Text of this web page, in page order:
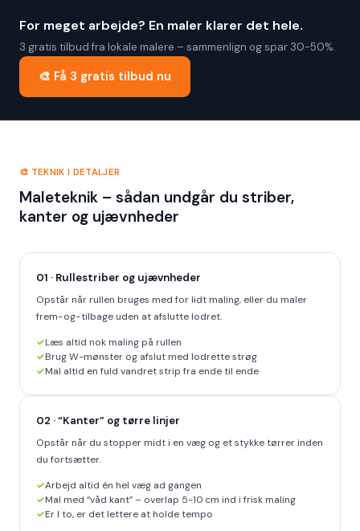
For meget arbejde? En maler klarer det hele.
3 gratis tilbud fra lokale malere – sammenlign og spar 30-50%.
🎨 Få 3 gratis tilbud nu
🎨 TEKNIK I DETALJER
Maleteknik – sådan undgår du striber,
kanter og ujævnheder
01 · Rullestriber og ujævnheder
Opstår når rullen bruges med for lidt maling, eller du maler
frem-og-tilbage uden at afslutte lodret.
Læs altid nok maling på rullen
Brug W-mønster og afslut med lodrette strøg
Mal altid en fuld vandret strip fra ende til ende
02 · “Kanter” og tørre linjer
Opstår når du stopper midt i en væg og et stykke tørrer inden
du fortsætter.
Arbejd altid én hel væg ad gangen
Mal med “våd kant” – overlap 5-10 cm ind i frisk maling
Er I to, er det lettere at holde tempo